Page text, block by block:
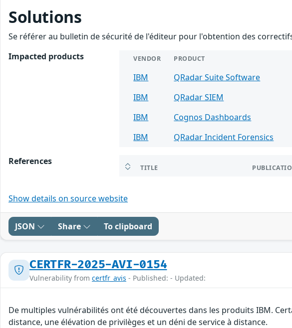
Solutions
Se référer au bulletin de sécurité de l'éditeur pour l'obtention des
Impacted products
VENDOR PRODUCT
IBM QRadar Suite Software
IBM
QRadar SIEM
IBM
Cognos Dashboards
IBM
QRadar Incident Forensics
References
TITLE
Show details on source website
JSON Share To clipboard
CERTFR-2025-AVI-0154
Vulnerability from certfr_avis - Published: - Updated:
De multiples vulnérabilités ont été découvertes dans les produits IBM.
distance, une élévation de privilèges et un déni de service à distance.